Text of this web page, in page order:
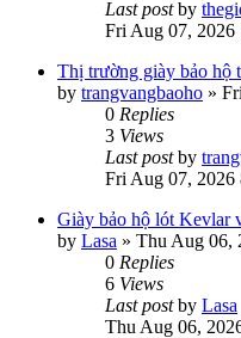
Last postby
Fri Aug 07, 2026
Thị trường giày bảo hộ
by trangvangbaoho »
0 Replies
3 Views
Last postby
Fri Aug 07, 2026
Giày bảo hộ lót Kevlar
by Lasa » Thu Aug 06,
0 Replies
6 Views
Last postby Lasa
Thu Aug 06,